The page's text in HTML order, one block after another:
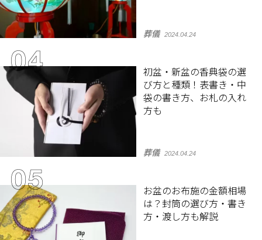
葬儀 2024.04.24
初盆・新盆の香典袋の選
び方と種類！表書き・中
袋の書き方、お札の入れ
方も
葬儀 2024.04.24
お盆のお布施の金額相場
は？封筒の選び方・書き
方・渡し方も解説